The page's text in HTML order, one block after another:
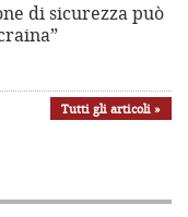
di sicurezza può
Tutti gli articoli »